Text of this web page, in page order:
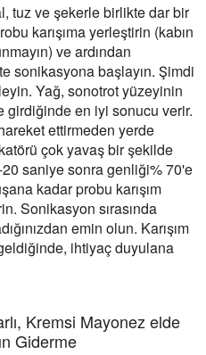
tuz ve şekerle birlikte dar bir
karışıma yerleştirin (kabın
ve ardından
sonikasyona başlayın. Şimdi
Yağ, sonotrot yüzeyinin
girdiğinde en iyi sonucu verir.
ettirmeden yerde
çok yavaş bir şekilde
saniye sonra genliği% 70'e
kadar probu karışım
Sonikasyon sırasında
emin olun. Karışım
ihtiyaç duyulana
Kremsi Mayonez elde
Giderme